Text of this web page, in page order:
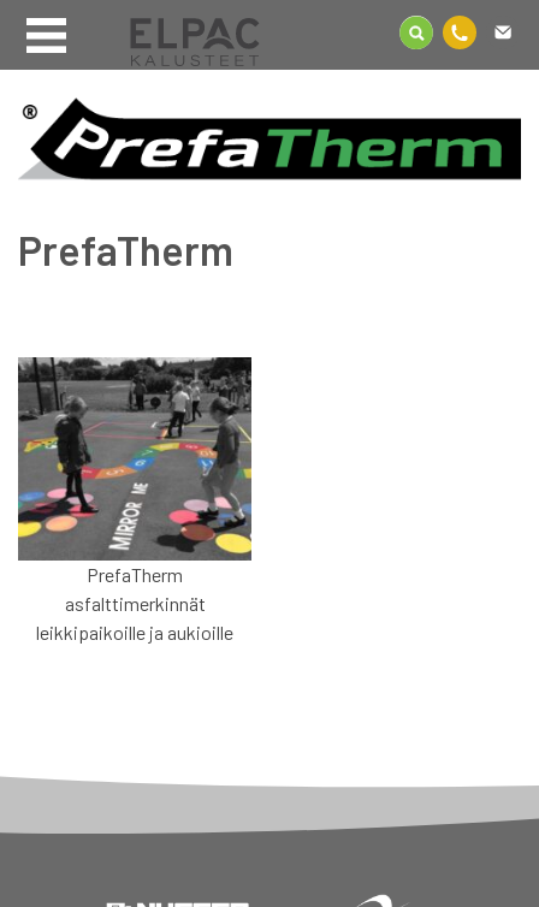
PrefaTherm
PrefaTherm
asfalttimerkinnät
leikkipaikoille ja aukioille